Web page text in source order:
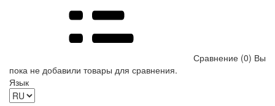
Сравнение (0) Вы
пока не добавили товары для сравнения.
Язык